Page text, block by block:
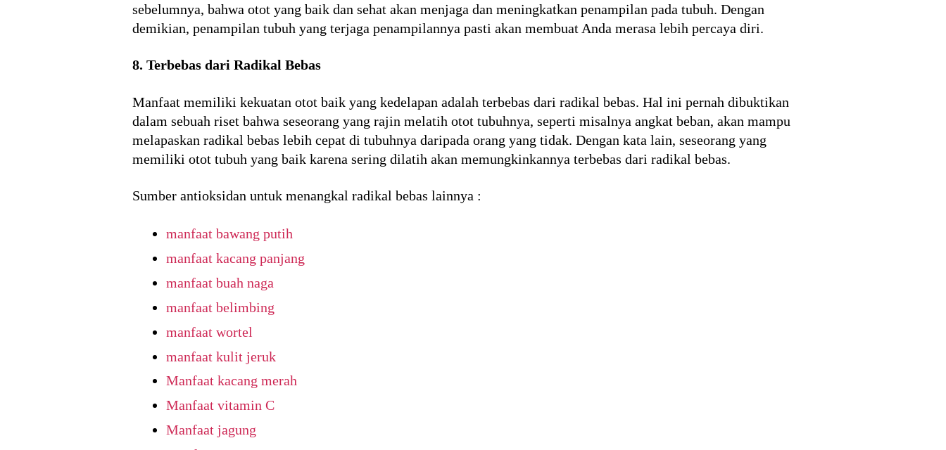
sebelumnya, bahwa otot yang baik dan sehat akan menjaga dan meningkatkan penampilan pada tubuh. Dengan
demikian, penampilan tubuh yang terjaga penampilannya pasti akan membuat Anda merasa lebih percaya diri.
8. Terbebas dari Radikal Bebas
Manfaat memiliki kekuatan otot baik yang kedelapan adalah terbebas dari radikal bebas. Hal ini pernah dibuktikan
dalam sebuah riset bahwa seseorang yang rajin melatih otot tubuhnya, seperti misalnya angkat beban, akan mampu
melapaskan radikal bebas lebih cepat di tubuhnya daripada orang yang tidak. Dengan kata lain, seseorang yang
memiliki otot tubuh yang baik karena sering dilatih akan memungkinkannya terbebas dari radikal bebas.
Sumber antioksidan untuk menangkal radikal bebas lainnya :
manfaat bawang putih
manfaat kacang panjang
manfaat buah naga
manfaat belimbing
manfaat wortel
manfaat kulit jeruk
Manfaat kacang merah
Manfaat vitamin C
Manfaat jagung